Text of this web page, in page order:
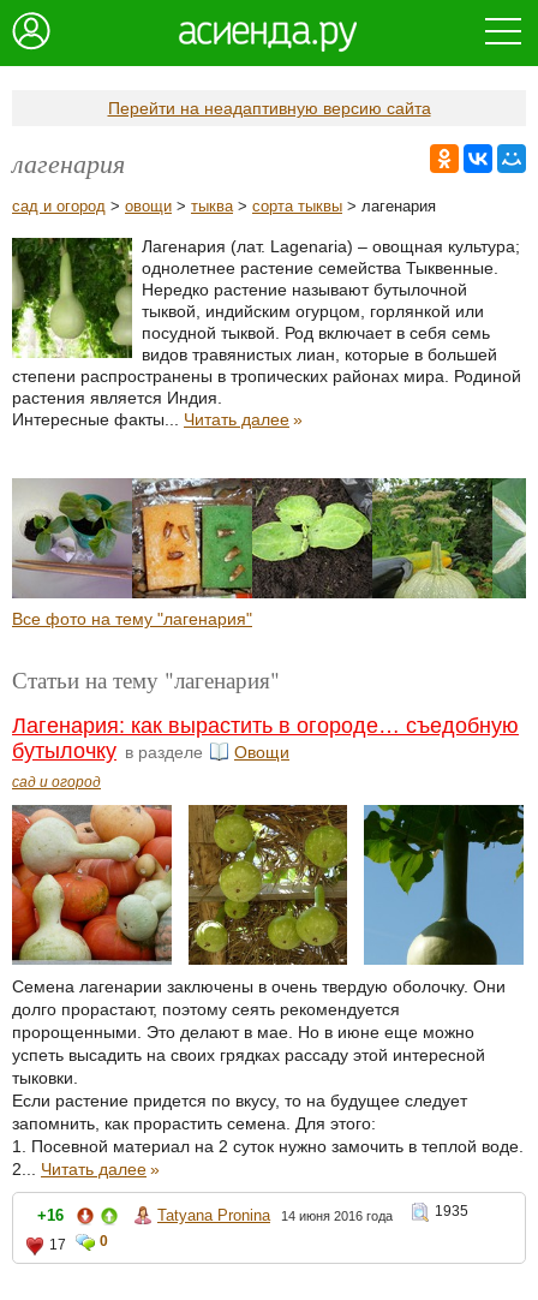
Перейти на неадаптивную версию сайта
лагенария
сад и огород > овощи > тыква> сорта тыквы > лагенария
Лагенария (лат. Lagenaria) – овощная культура;
однолетнее растение семейства Тыквенные.
Нередко растение называют бутылочной
тыквой, индийским огурцом, горлянкой или
посудной тыквой. Род включает в себя семь
видов травянистых лиан, которые в большей
степени распространены в тропических районах мира. Родиной
растения является Индия.
Интересные факты... Читать далее»
Все фото на тему "лагенария"
Статьи на тему "лагенария"
Лагенария: как вырастить в огороде… съедобную
бутылочку в разделе Овощи
сад и огород
Семена лагенарии заключены в очень твердую оболочку. Они
долго прорастают, поэтому сеять рекомендуется
пророщенными. Это делают в мае. Но в июне еще можно
успеть высадить на своих грядках рассаду этой интересной
тыковки.
Если растение придется по вкусу, то на будущее следует
запомнить, как прорастить семена. Для этого:
1. Посевной материал на 2 суток нужно замочить в теплой воде.
2... Читать далее»
+16 Tatyana Pronina 14 июня 2016 года
1935
17
0